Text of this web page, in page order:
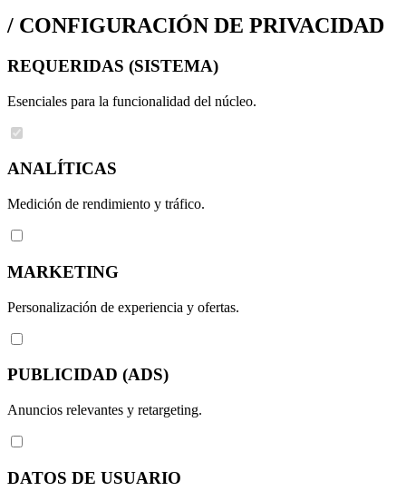
/ CONFIGURACIÓN DE PRIVACIDAD
REQUERIDAS (SISTEMA)
Esenciales para la funcionalidad del núcleo.
ANALÍTICAS
Medición de rendimiento y tráfico.
MARKETING
Personalización de experiencia y ofertas.
PUBLICIDAD (ADS)
Anuncios relevantes y retargeting.
DATOS DE USUARIO